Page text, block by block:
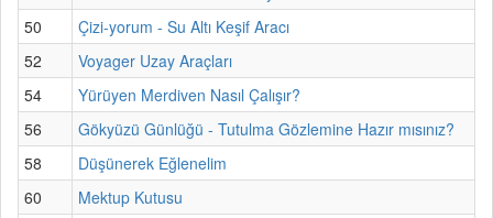
50
Çizi-yorum - Su Altı Keşif Aracı
52
Voyager Uzay Araçları
54
Yürüyen Merdiven Nasıl Çalışır?
56
Gökyüzü Günlüğü - Tutulma Gözlemine Hazır mısınız?
58
Düşünerek Eğlenelim
60
Mektup Kutusu